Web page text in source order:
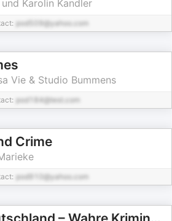
Karolin Kandler
pod509@yahoo.com
Vie & Studio Bummens
pod184@test.com
Crime
pod910@yahoo.com